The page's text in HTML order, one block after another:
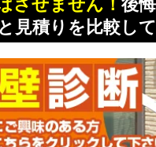
させません！ 後
見積りを比較し